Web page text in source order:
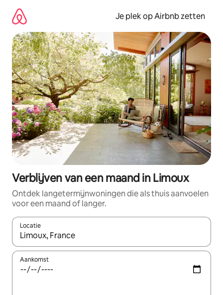
direct
naar
inhoud
Je plek op Airbnb zetten
Verblijven van een maand in Limoux
Ontdek langetermijnwoningen die als thuis aanvoelen
voor een maand of langer.
Locatie
Wanneer er resultaten beschikbaar zijn, maak je een keuze
Aankomst